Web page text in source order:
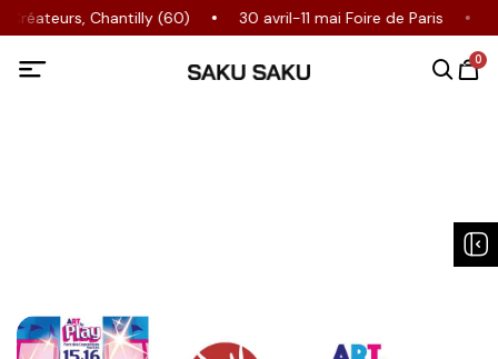
Créateurs, Chantilly (60) 30 avril-11 mai Foire de Paris
0